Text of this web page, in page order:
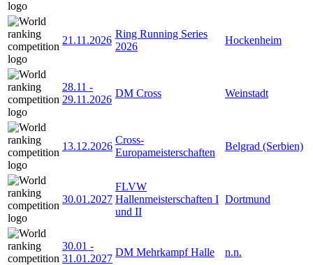
21.11.2026
Ring Running Series
2026
Hockenheim
28.11 -
29.11.2026
DM Cross Weinstadt
13.12.2026
Cross-
Europameisterschaften
Belgrad (Serbien)
30.01.2027
FLVW
Hallenmeisterschaften I
und II
Dortmund
30.01 -
31.01.2027
DM Mehrkampf Halle n.n.